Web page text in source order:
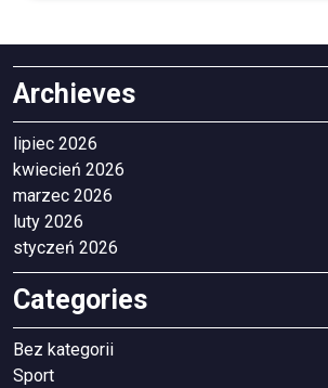
Archieves
lipiec 2026
kwiecień 2026
marzec 2026
luty 2026
styczeń 2026
Categories
Bez kategorii
Sport